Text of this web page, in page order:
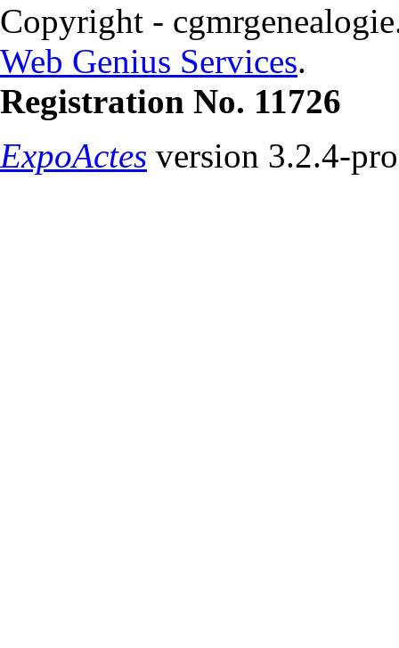
Copyright -
Web Genius Services.
Registration No. 11726
ExpoActes version 3.2.4-